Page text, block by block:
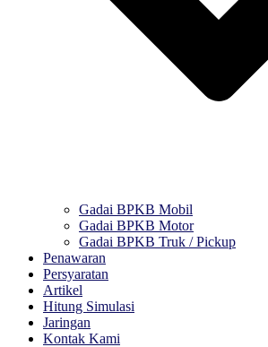
Gadai BPKB Mobil
Gadai BPKB Motor
Gadai BPKB Truk / Pickup
Penawaran
Persyaratan
Artikel
Hitung Simulasi
Jaringan
Kontak Kami